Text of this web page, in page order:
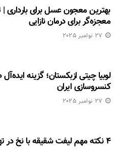
بهترین معجون عسل برای بارداری
معجزه‌گر برای درمان نازایی
27 نوامبر 2025
لوبیا چیتی ازبکستان؛ گزینه
کنسروسازی ایران
27 نوامبر 2025
۴ نکته مهم لیفت شقیقه با نخ در تهران